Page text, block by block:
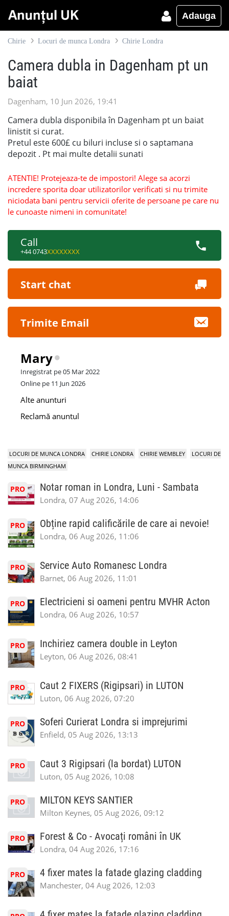
Adauga
Chirie Locuri de munca Londra Chirie Londra
Camera dubla in Dagenham pt un
baiat
Dagenham, 10 Jun 2026, 19:41
Camera dubla disponibila în Dagenham pt un baiat
linistit si curat.
Pretul este 600£ cu biluri incluse si o saptamana
depozit . Pt mai multe detalii sunati
ATENTIE! Protejeaza-te de impostori! Alege sa acorzi
incredere sporita doar utilizatorilor verificati si nu trimite
niciodata bani pentru servicii oferite de persoane pe care nu
le cunoaste nimeni in comunitate!
Call
+44 0743XXXXXXXX
Start chat
Trimite Email
Mary
Inregistrat pe 05 Mar 2022
Online pe 11 Jun 2026
Alte anunturi
Reclamă anuntul
LOCURI DE MUNCA LONDRA CHIRIE LONDRA CHIRIE WEMBLEY
LOCURI DE
MUNCA BIRMINGHAM
PRO Notar roman in Londra, Luni - Sambata
Londra, 07 Aug 2026, 14:06
PRO Obține rapid calificările de care ai nevoie!
Londra, 06 Aug 2026, 11:06
PRO Service Auto Romanesc Londra
Barnet, 06 Aug 2026, 11:01
PRO Electricieni si oameni pentru MVHR Acton
Londra, 06 Aug 2026, 10:57
PRO Inchiriez camera double in Leyton
Leyton, 06 Aug 2026, 08:41
PRO Caut 2 FIXERS (Rigipsari) in LUTON
Luton, 06 Aug 2026, 07:20
PRO Soferi Curierat Londra si imprejurimi
Enfield, 05 Aug 2026, 13:13
PRO Caut 3 Rigipsari (la bordat) LUTON
Luton, 05 Aug 2026, 10:08
PRO MILTON KEYS SANTIER
Milton Keynes, 05 Aug 2026, 09:12
PRO Forest & Co - Avocați români în UK
Londra, 04 Aug 2026, 17:16
PRO 4 fixer mates la fatade glazing cladding
Manchester, 04 Aug 2026, 12:03